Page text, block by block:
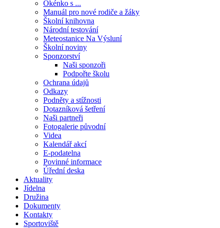
Okénko s ...
Manuál pro nové rodiče a žáky
Školní knihovna
Národní testování
Meteostanice Na Výsluní
Školní noviny
Sponzorství
Naši sponzoři
Podpořte školu
Ochrana údajů
Odkazy
Podněty a stížnosti
Dotazníková šetření
Naši partneři
Fotogalerie původní
Videa
Kalendář akcí
E-podatelna
Povinné informace
Úřední deska
Aktuality
Jídelna
Družina
Dokumenty
Kontakty
Sportoviště